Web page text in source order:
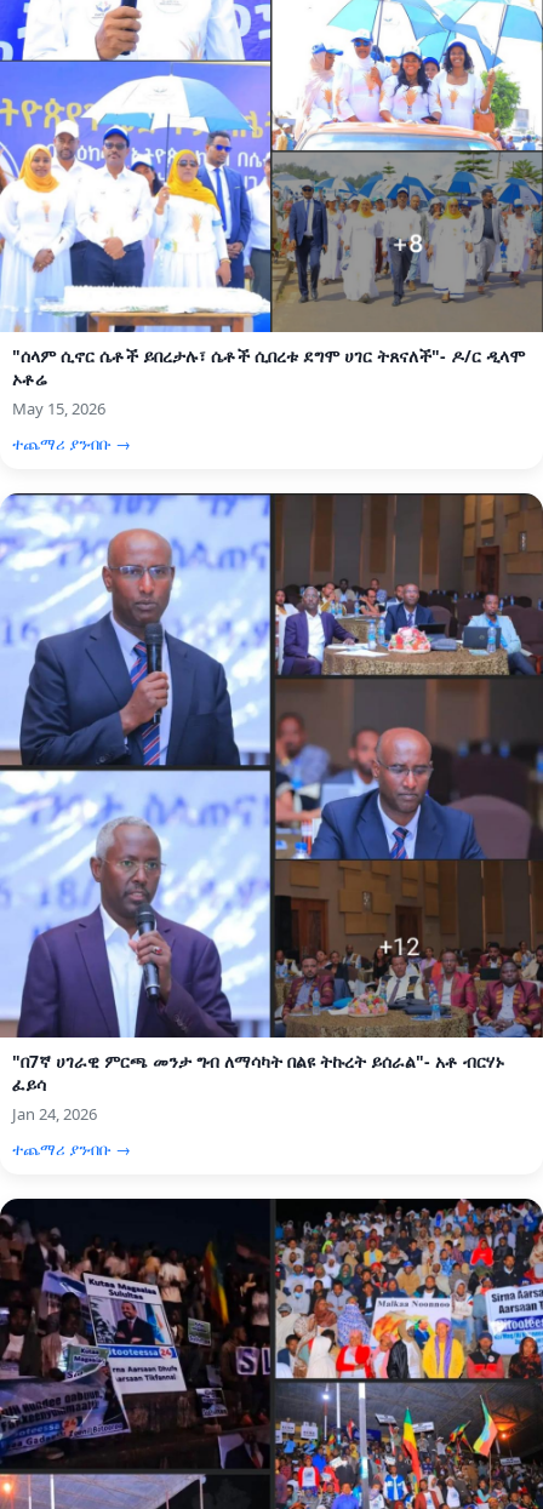
"ሰላም ሲኖር ሴቶች ይበረታሉ፣ ሴቶች ሲበረቱ ደግሞ ሀገር ትጸናለች"- ዶ/ር ዲላሞ
ኦቶሬ
May 15, 2026
ተጨማሪ ያንብቡ →
"በ7ኛ ሀገራዊ ምርጫ መንታ ግብ ለማሳካት በልዩ ትኩረት ይሰራል"- አቶ ብርሃኑ
ፈይሳ
Jan 24, 2026
ተጨማሪ ያንብቡ →